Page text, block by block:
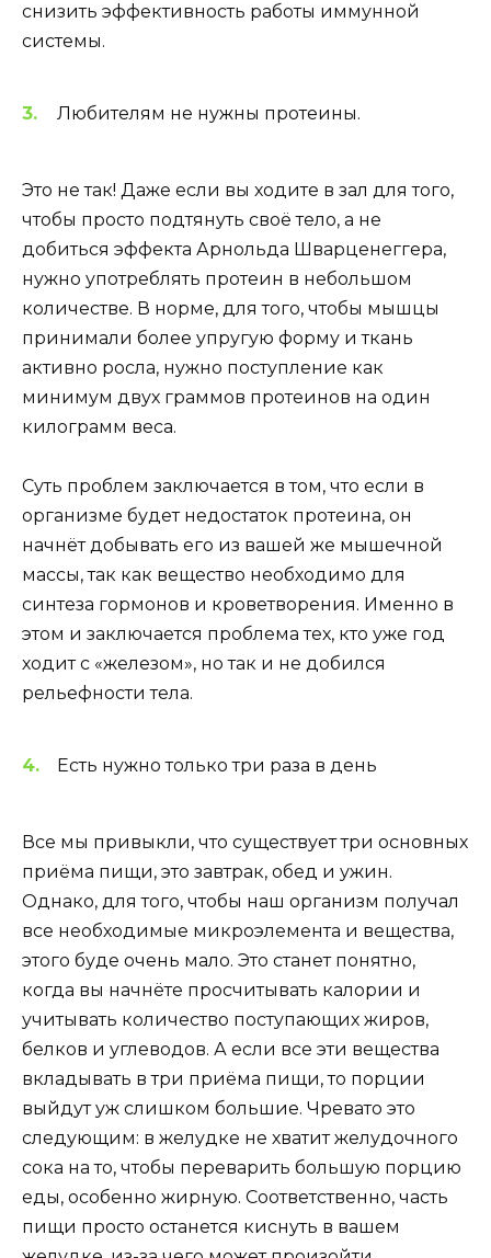
снизить эффективность работы иммунной
системы.
Любителям не нужны протеины.
Это не так! Даже если вы ходите в зал для того,
чтобы просто подтянуть своё тело, а не
добиться эффекта Арнольда Шварценеггера,
нужно употреблять протеин в небольшом
количестве. В норме, для того, чтобы мышцы
принимали более упругую форму и ткань
активно росла, нужно поступление как
минимум двух граммов протеинов на один
килограмм веса.
Суть проблем заключается в том, что если в
организме будет недостаток протеина, он
начнёт добывать его из вашей же мышечной
массы, так как вещество необходимо для
синтеза гормонов и кроветворения. Именно в
этом и заключается проблема тех, кто уже год
ходит с «железом», но так и не добился
рельефности тела.
Есть нужно только три раза в день
Все мы привыкли, что существует три основных
приёма пищи, это завтрак, обед и ужин.
Однако, для того, чтобы наш организм получал
все необходимые микроэлемента и вещества,
этого буде очень мало. Это станет понятно,
когда вы начнёте просчитывать калории и
учитывать количество поступающих жиров,
белков и углеводов. А если все эти вещества
вкладывать в три приёма пищи, то порции
выйдут уж слишком большие. Чревато это
следующим: в желудке не хватит желудочного
сока на то, чтобы переварить большую порцию
еды, особенно жирную. Соответственно, часть
пищи просто останется киснуть в вашем